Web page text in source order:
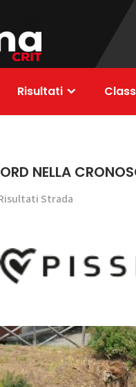
Risultati
NELLA
Strada